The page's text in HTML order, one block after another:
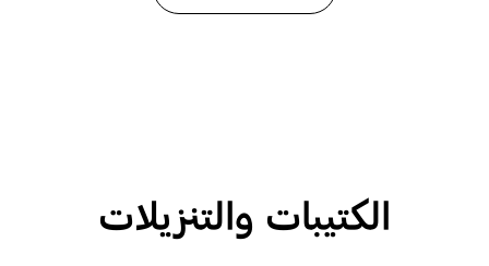
الكتيبات والتنزيلات